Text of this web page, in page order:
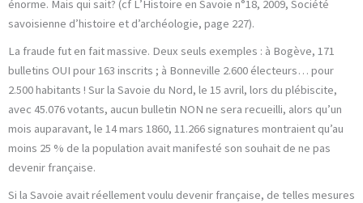
énorme. Mais qui sait? (cf L’Histoire en Savoie n°18, 2009, Société
savoisienne d’histoire et d’archéologie, page 227).
La fraude fut en fait massive. Deux seuls exemples : à Bogève, 171
bulletins OUI pour 163 inscrits ; à Bonneville 2.600 électeurs… pour
2.500 habitants ! Sur la Savoie du Nord, le 15 avril, lors du plébiscite,
avec 45.076 votants, aucun bulletin NON ne sera recueilli, alors qu’un
mois auparavant, le 14 mars 1860, 11.266 signatures montraient qu’au
moins 25 % de la population avait manifesté son souhait de ne pas
devenir française.
Si la Savoie avait réellement voulu devenir française, de telles mesures